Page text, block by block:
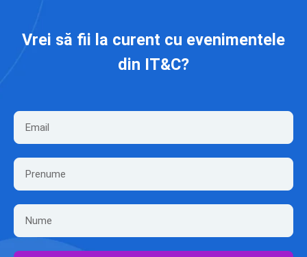
Vrei să fii la curent cu evenimentele
din IT&C?